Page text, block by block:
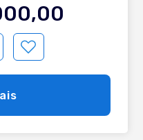
corretores